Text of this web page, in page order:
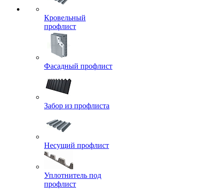
Кровельный
профлист
Фасадный профлист
Забор из профлиста
Несущий профлист
Уплотнитель под
профлист